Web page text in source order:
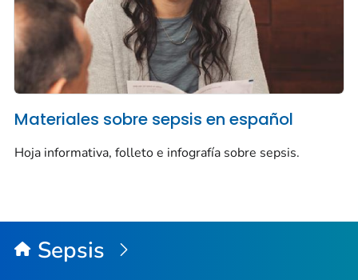
Materiales sobre sepsis en español
Hoja informativa, folleto e infografía sobre sepsis.
Sepsis